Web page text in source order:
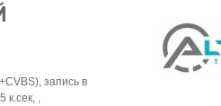
запись в
,